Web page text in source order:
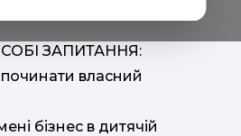
ЗАПИТАННЯ:
власний
бізнес в дитячій